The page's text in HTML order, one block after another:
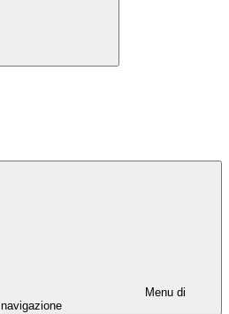
Menu di
navigazione